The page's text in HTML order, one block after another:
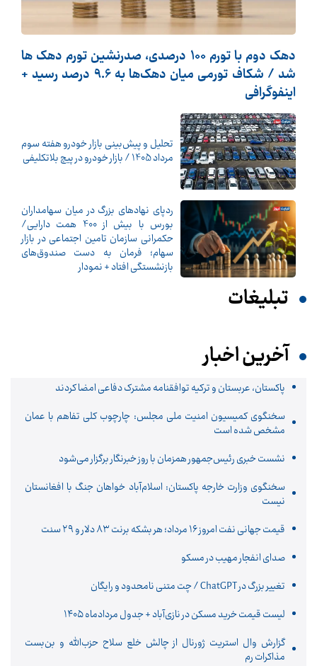
دهک دوم با تورم 100 درصدی، صدرنشین تورم دهک ها
شد / شکاف تورمی میان دهک‌ها به 9.6 درصد رسید +
اینفوگرافی
تحلیل و پیش‌بینی بازار خودرو هفته سوم
مرداد 1405 / بازار خودرو در پیچ بلاتکلیفی
ردپای نهادهای بزرگ در میان سهامداران
بورس با بیش از 400 همت دارایی/
حکمرانی سازمان تامین اجتماعی در بازار
سهام؛ فرمان به دست صندوق‌های
بازنشستگی افتاد + نمودار
تبلیغات
آخرین اخبار
پاکستان، عربستان و ترکیه توافقنامه مشترک دفاعی امضا کردند
سخنگوی کمیسیون امنیت ملی مجلس: چارچوب کلی تفاهم با عمان
مشخص شده است
نشست خبری رئیس‌جمهور همزمان با روز خبرنگار برگزار می‌شود
سخنگوی وزارت خارجه پاکستان: اسلام‌آباد خواهان جنگ با افغانستان
نیست
قیمت جهانی نفت امروز ۱۶ مرداد؛ هر بشکه برنت ۸۳ دلار و ۲۹ سنت
صدای انفجار مهیب در مسکو
تغییر بزرگ در ChatGPT / چت متنی نامحدود و رایگان
لیست قیمت خرید مسکن در نازی‌آباد + جدول مردادماه ۱۴۰۵
گزارش وال استریت ژورنال از چالش خلع سلاح حزب‌الله و بن‌بست
مذاکرات رم